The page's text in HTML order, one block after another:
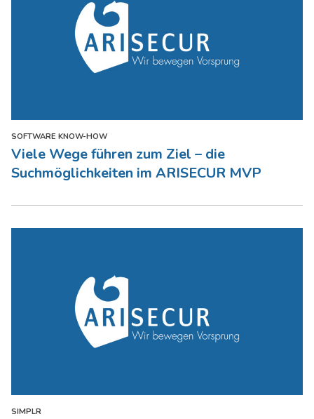
SOFTWARE KNOW-HOW
Viele Wege führen zum Ziel – die
Suchmöglichkeiten im ARISECUR MVP
SIMPLR